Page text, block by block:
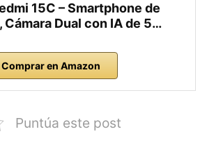
15C – Smartphone de
Cámara Dual con IA de 5…
Comprar en Amazon
Puntúa este post